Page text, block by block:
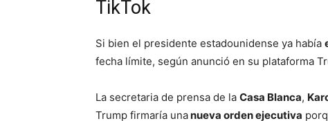
TikTok
Si bien el presidente estadounidense ya había
fecha límite, según anunció en su plataforma
La secretaria de prensa de la Casa Blanca,
Trump firmaría unanueva orden ejecutiva